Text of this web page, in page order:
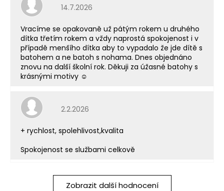
Hodnocení obchodu je 5 z 5 hvězdiček.
14.7.2026
Vracíme se opakovaně už pátým rokem u druhého
dítka třetím rokem a vždy naprostá spokojenost i v
případě menšího dítka aby to vypadalo že jde dítě s
batohem a ne batoh s nohama. Dnes objednáno
znovu na další školní rok. Děkuji za úžasné batohy s
krásnými motivy ☺️
Hodnocení obchodu je 5 z 5 hvězdiček.
2.2.2026
+ rychlost, spolehlivost,kvalita
Spokojenost se službami celkově
Zobrazit další hodnocení